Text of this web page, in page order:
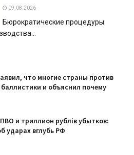
09.08.2026
Бюрократические процедуры
что многие страны против
и объяснил почему
и триллион рублів убытков:
ударах вглубь РФ